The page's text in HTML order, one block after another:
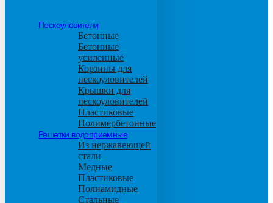
Пескоуловители
Бетонные
Бетонные
усиленные
Корзины для
пескоуловителей
Крышки для
пескоуловителей
Пластиковые
Полимербетонные
Решетки водоприемные
Из нержавеющей
стали
Медные
Пластиковые
Полиамидные
Стальные